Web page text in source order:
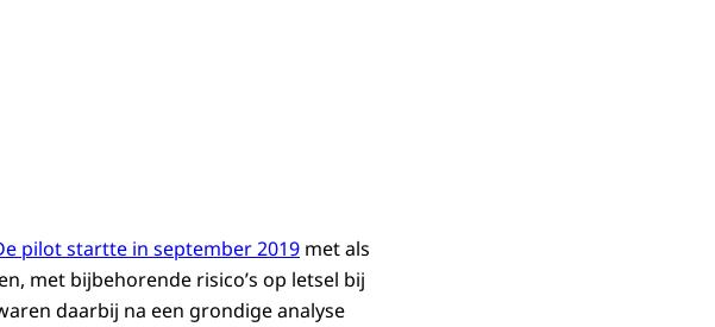
pilot startte in september 2019 met als
met bijbehorende risico’s op letsel bij
daarbij na een grondige analyse